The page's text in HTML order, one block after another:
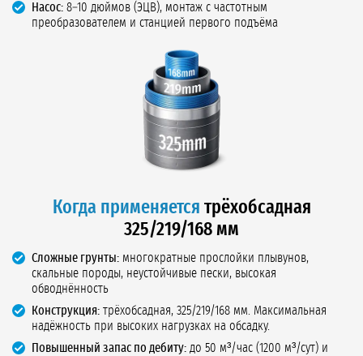
Насос: 8–10 дюймов (ЭЦВ), монтаж с частотным
преобразователем и станцией первого подъёма
Когда применяется трёхобсадная
325/219/168 мм
Сложные грунты: многократные прослойки плывунов,
скальные породы, неустойчивые пески, высокая
обводнённость
Конструкция: трёхобсадная, 325/219/168 мм. Максимальная
надёжность при высоких нагрузках на обсадку.
Повышенный запас по дебиту: до 50 м³/час (1200 м³/сут) и